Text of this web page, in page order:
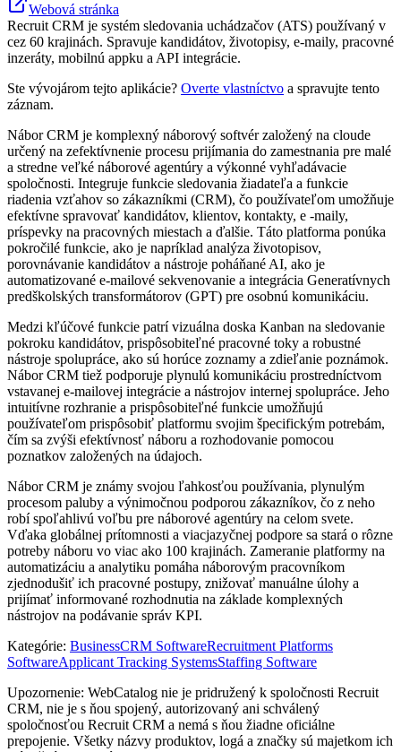
Webová stránka
Recruit CRM je systém sledovania uchádzačov (ATS) používaný v
cez 60 krajinách. Spravuje kandidátov, životopisy, e‑maily, pracovné
inzeráty, mobilnú appku a API integrácie.
Ste vývojárom tejto aplikácie? Overte vlastníctvo a spravujte tento
záznam.
Nábor CRM je komplexný náborový softvér založený na cloude
určený na zefektívnenie procesu prijímania do zamestnania pre malé
a stredne veľké náborové agentúry a výkonné vyhľadávacie
spoločnosti. Integruje funkcie sledovania žiadateľa a funkcie
riadenia vzťahov so zákazníkmi (CRM), čo používateľom umožňuje
efektívne spravovať kandidátov, klientov, kontakty, e -maily,
príspevky na pracovných miestach a ďalšie. Táto platforma ponúka
pokročilé funkcie, ako je napríklad analýza životopisov,
porovnávanie kandidátov a nástroje poháňané AI, ako je
automatizované e-mailové sekvenovanie a integrácia Generatívnych
predškolských transformátorov (GPT) pre osobnú komunikáciu.
Medzi kľúčové funkcie patrí vizuálna doska Kanban na sledovanie
pokroku kandidátov, prispôsobiteľné pracovné toky a robustné
nástroje spolupráce, ako sú horúce zoznamy a zdieľanie poznámok.
Nábor CRM tiež podporuje plynulú komunikáciu prostredníctvom
vstavanej e-mailovej integrácie a nástrojov internej spolupráce. Jeho
intuitívne rozhranie a prispôsobiteľné funkcie umožňujú
používateľom prispôsobiť platformu svojim špecifickým potrebám,
čím sa zvýši efektívnosť náboru a rozhodovanie pomocou
poznatkov založených na údajoch.
Nábor CRM je známy svojou ľahkosťou používania, plynulým
procesom paluby a výnimočnou podporou zákazníkov, čo z neho
robí spoľahlivú voľbu pre náborové agentúry na celom svete.
Vďaka globálnej prítomnosti a viacjazyčnej podpore sa stará o rôzne
potreby náboru vo viac ako 100 krajinách. Zameranie platformy na
automatizáciu a analytiku pomáha náborovým pracovníkom
zjednodušiť ich pracovné postupy, znižovať manuálne úlohy a
prijímať informované rozhodnutia na základe komplexných
nástrojov na podávanie správ KPI.
Kategórie: BusinessCRM SoftwareRecruitment Platforms
SoftwareApplicant Tracking SystemsStaffing Software
Upozornenie: WebCatalog nie je pridružený k spoločnosti Recruit
CRM, nie je s ňou spojený, autorizovaný ani schválený
spoločnosťou Recruit CRM a nemá s ňou žiadne oficiálne
prepojenie. Všetky názvy produktov, logá a značky sú majetkom ich